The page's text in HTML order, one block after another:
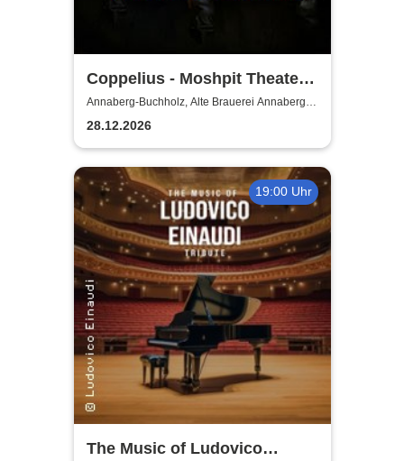
Coppelius - Moshpit Theater
2026
Annaberg-Buchholz, Alte Brauerei Annaberg-
Buchholz
28.12.2026
19:00 Uhr
The Music of Ludovico